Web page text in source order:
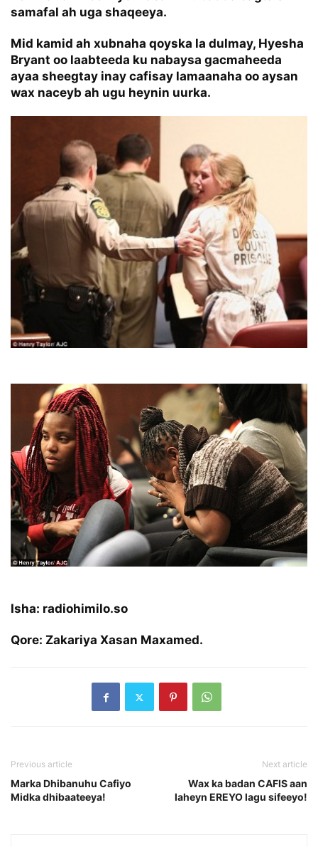
samafal ah uga shaqeeya.
Mid kamid ah xubnaha qoyska la dulmay, Hyesha
Bryant oo laabteeda ku nabaysa gacmaheeda
ayaa sheegtay inay cafisay lamaanaha oo aysan
wax naceyb ah ugu heynin uurka.
Isha: radiohimilo.so
Qore: Zakariya Xasan Maxamed.
Previous article
Marka Dhibanuhu Cafiyo
Midka dhibaateeya!
Next article
Wax ka badan CAFIS aan
laheyn EREYO lagu sifeeyo!